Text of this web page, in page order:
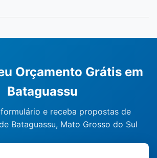
Orçamento Grátis em
Bataguassu
e receba propostas de
Bataguassu, Mato Grosso do Sul